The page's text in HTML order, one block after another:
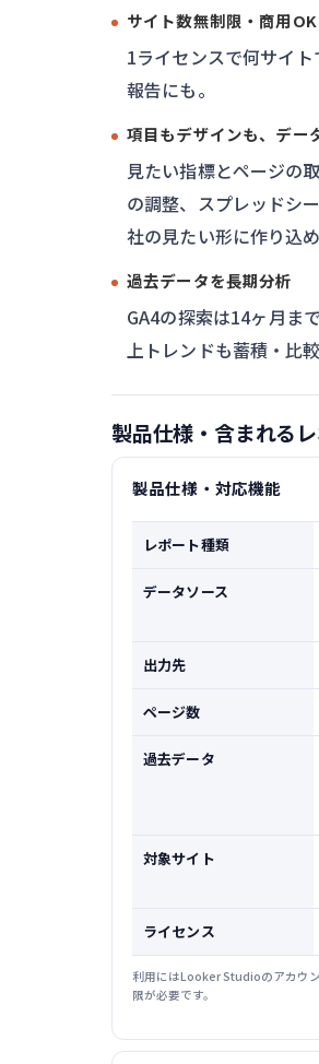
サイト数無制限・商用OK
1ライセンスで何サイ
報告にも。
項目もデザインも、デー
見たい指標とページの
の調整、スプレッドシ
社の見たい形に作り込め
過去データを長期分析
GA4の探索は14ヶ月ま
上トレンドも蓄積・比較
製品仕様・含まれる
製品仕様・対応機能
レポート種類
データソース
出力先
ページ数
過去データ
対象サイト
ライセンス
利用にはLooker Studioのアカウ
限が必要です。